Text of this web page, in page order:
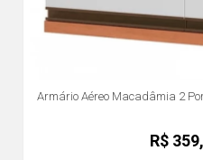
Armário Aéreo Macadâmia 2
R$